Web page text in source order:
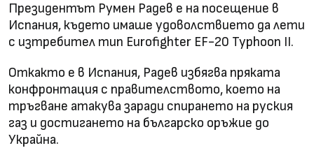
Президентът Румен Радев е на посещение в
Испания, където имаше удоволствието да лети
с изтребител тип Eurofighter EF-20 Typhoon II.
Откакто е в Испания, Радев избягва пряката
конфронтация с правителството, което на
тръгване атакува заради спирането на руския
газ и достигането на българско оръжие до
Украйна.